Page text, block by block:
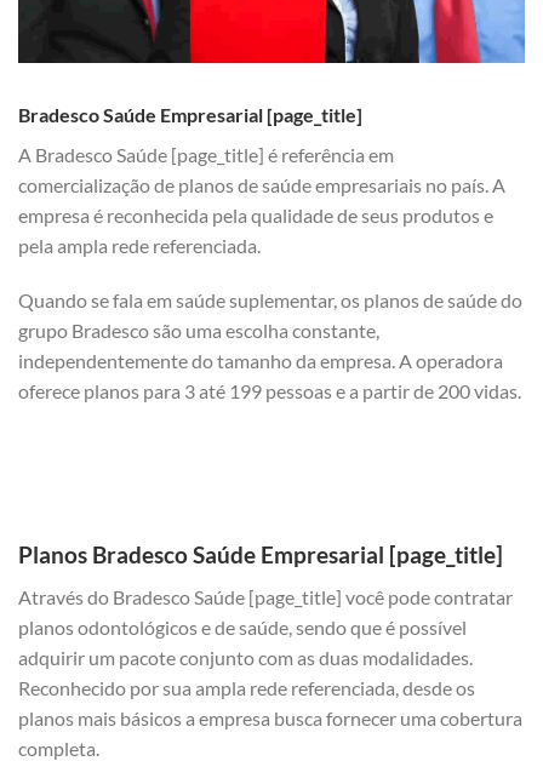
Bradesco Saúde Empresarial [page_title]
A Bradesco Saúde [page_title] é referência em
comercialização de planos de saúde empresariais no país. A
empresa é reconhecida pela qualidade de seus produtos e
pela ampla rede referenciada.
Quando se fala em saúde suplementar, os planos de saúde do
grupo Bradesco são uma escolha constante,
independentemente do tamanho da empresa. A operadora
oferece planos para 3 até 199 pessoas e a partir de 200 vidas.
Planos Bradesco Saúde Empresarial [page_title]
Através do Bradesco Saúde [page_title] você pode contratar
planos odontológicos e de saúde, sendo que é possível
adquirir um pacote conjunto com as duas modalidades.
Reconhecido por sua ampla rede referenciada, desde os
planos mais básicos a empresa busca fornecer uma cobertura
completa.